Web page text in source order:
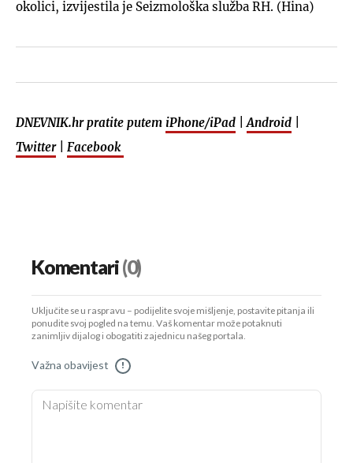
okolici, izvijestila je Seizmološka služba RH. (Hina)
DNEVNIK.hr pratite putem iPhone/iPad Android
Twitter| Facebook
Komentari(0)
Uključite se u raspravu – podijelite svoje mišljenje, postavite pitanja ili
ponudite svoj pogled na temu. Vaš komentar može potaknuti
zanimljiv dijalog i obogatiti zajednicu našeg portala.
Važna obavijest !